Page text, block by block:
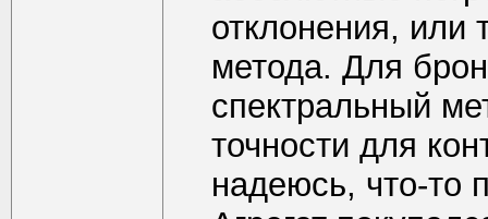
отклонения, или
метода. Для
спектральный
точности для
надеюсь, что-то